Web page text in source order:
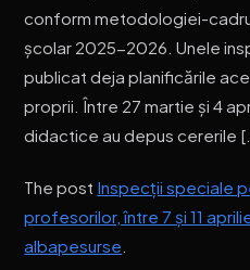
conform metodologiei-
școlar 2025-2026. Unele
publicat deja planificările
proprii. Între 27 martie și 4
didactice au depus cererile
The post Inspecții speciale
profesorilor, între 7 și 11
albapesurse